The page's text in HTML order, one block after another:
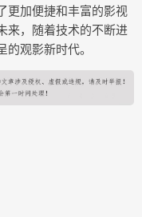
更加便捷和丰富的影视
来，随着技术的不断进
观影新时代。